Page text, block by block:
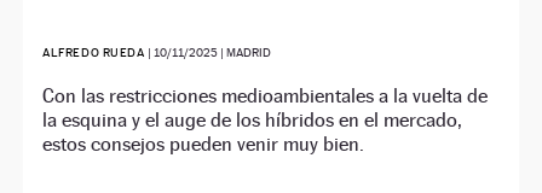
ALFREDO RUEDA | 10/11/2025| MADRID
Con las restricciones medioambientales a la vuelta de
la esquina y el auge de los híbridos en el mercado,
estos consejos pueden venir muy bien.